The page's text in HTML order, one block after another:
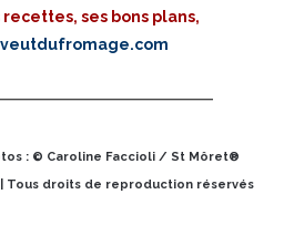
ses bons plans,
: © Caroline Faccioli / St Môret®
Tous droits de reproduction réservés